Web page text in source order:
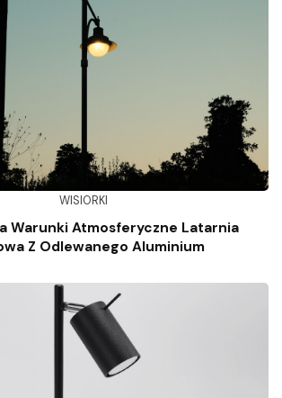
WISIORKI
Warunki Atmosferyczne Latarnia
Z Odlewanego Aluminium